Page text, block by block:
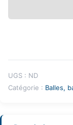
UGS : ND
Catégorie : Balles,